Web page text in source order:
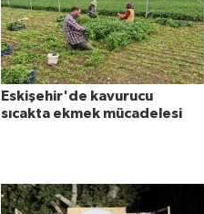
Eskişehir'de kavurucu
sıcakta ekmek mücadelesi